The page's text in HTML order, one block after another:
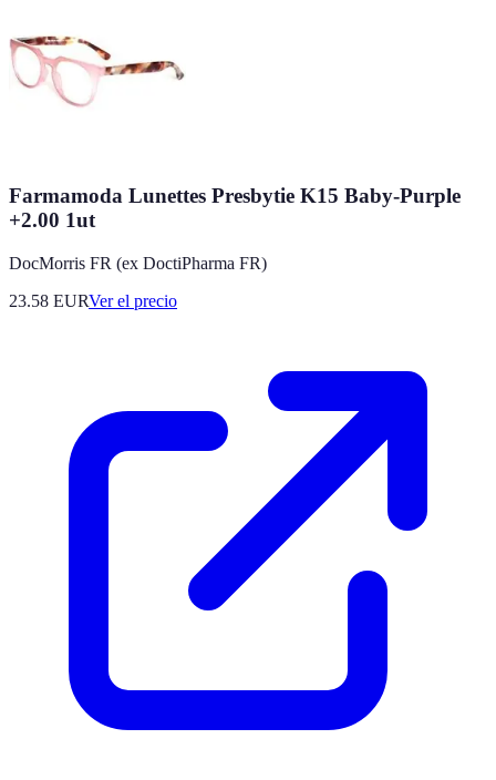
Farmamoda Lunettes Presbytie K15 Baby-Purple
+2.00 1ut
DocMorris FR (ex DoctiPharma FR)
23.58 EURVer el precio